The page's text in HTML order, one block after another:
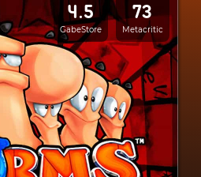
4.5
GabeStore
73
Metacritic